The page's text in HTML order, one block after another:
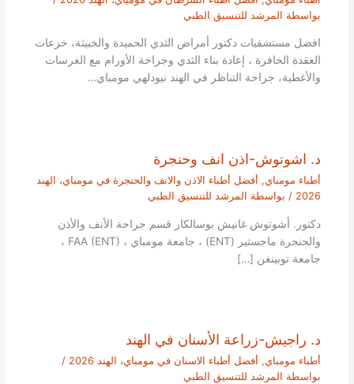
بواسطة المرشد للتنسيق الطبي
افضل مستشفيات دكتور أمراض الثدي الحميدة والخبيثة، خزعات
العقدة الخافرة ، إعادة بناء الثدي وجراحة الأورام مع الغرسات
والأغطية، جراحة التناظر في الهند نيودلهي مومباي…
د. اشوتوش-اذن انف وحنجرة
أطباء مومباي, أفضل أطباء الاذن والانف والحنجرة في مومباي، الهند
2026 / بواسطة المرشد للتنسيق الطبي
دكتور. أشوتوش غانيش بوسالكار قسم جراحة الأنف والأذن
والحنجرة ماجستير (ENT) ، جامعة مومباي ، FAA (ENT) ،
جامعة توبينغن […]
د. راجيش-زراعة الأسنان في الهند
أطباء مومباي, أفضل أطباء الاسنان في مومباي، الهند 2026
/
بواسطة المرشد للتنسيق الطبي